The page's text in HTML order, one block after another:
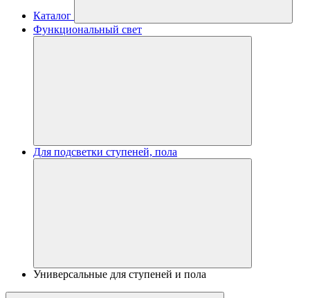
Каталог
Функциональный свет
Для подсветки ступеней, пола
Универсальные для ступеней и пола